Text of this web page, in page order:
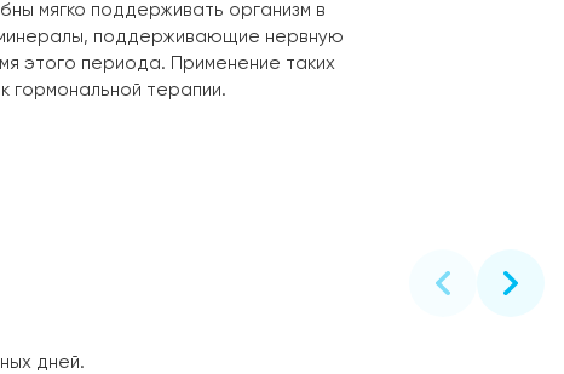
мягко поддерживать организм в
минералы, поддерживающие нервную
этого периода. Применение таких
гормональной терапии.
дней.